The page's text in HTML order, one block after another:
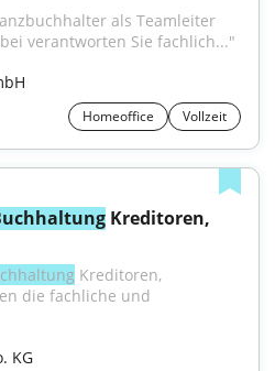
verantworten Sie fachlich..."
Homeoffice Vollzeit
Kreditoren,
Kreditoren,
die fachliche und
KG